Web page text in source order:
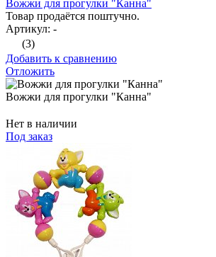
Вожжи для прогулки "Канна"
Товар продаётся поштучно.
Артикул: -
(3)
Добавить к сравнению
Отложить
Вожжи для прогулки "Канна"
Нет в наличии
Под заказ